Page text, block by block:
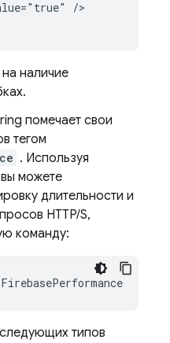
/>
наличие
помечает свои
тегом
. Используя
можете
длительности и
HTTP/S,
команду:
типов